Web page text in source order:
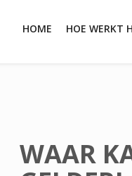
HOME HOE WERKT
WAAR